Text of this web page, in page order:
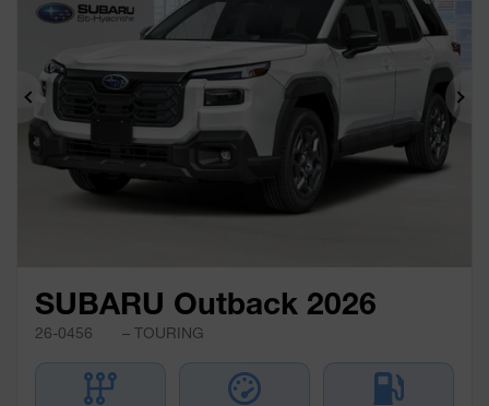
Précédent
SUBARU Outback 2026
26-0456 – TOURING